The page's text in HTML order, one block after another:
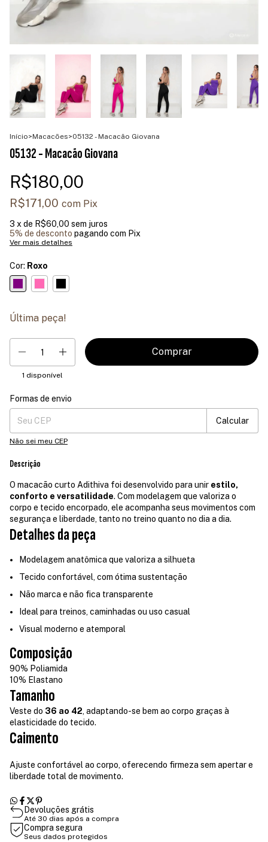
Início>Macacões>05132 - Macacão Giovana
05132 - Macacão Giovana
R$180,00
R$171,00 com Pix
3 x de R$60,00 sem juros
5% de desconto pagando com Pix
Ver mais detalhes
Cor: Roxo
Última peça!
1 disponível
Entregas para o CEP:
Formas de envio
Calcular
Não sei meu CEP
Descrição
O macacão curto Adithiva foi desenvolvido para unir estilo,
conforto e versatilidade. Com modelagem que valoriza o
corpo e tecido encorpado, ele acompanha seus movimentos com
segurança e liberdade, tanto no treino quanto no dia a dia.
Detalhes da peça
Modelagem anatômica que valoriza a silhueta
Tecido confortável, com ótima sustentação
Não marca e não fica transparente
Ideal para treinos, caminhadas ou uso casual
Visual moderno e atemporal
Composição
90% Poliamida
10% Elastano
Tamanho
Veste do 36 ao 42, adaptando-se bem ao corpo graças à
elasticidade do tecido.
Caimento
Ajuste confortável ao corpo, oferecendo firmeza sem apertar e
liberdade total de movimento.
Devoluções grátis
Até 30 dias após a compra
Compra segura
Seus dados protegidos